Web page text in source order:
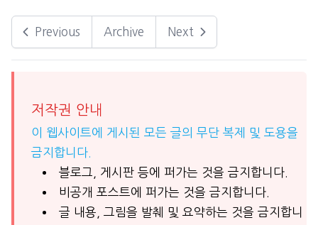
Previous Archive Next
저작권 안내
이 웹사이트에 게시된 모든 글의 무단 복제 및 도용을
금지합니다.
블로그, 게시판 등에 퍼가는 것을 금지합니다.
비공개 포스트에 퍼가는 것을 금지합니다.
글 내용, 그림을 발췌 및 요약하는 것을 금지합니